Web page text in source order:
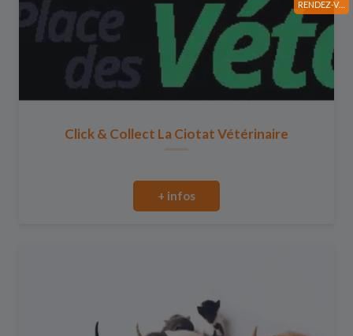
RENDEZ-VOUS
Click & Collect La Ciotat Vétérinaire
+ infos